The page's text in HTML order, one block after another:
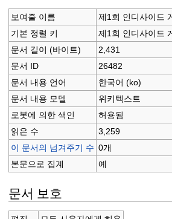
보여줄 이름
제1회 인디사이드
기본 정렬 키
제1회 인디사이드
문서 길이 (바이트)
2,431
문서 ID
26482
문서 내용 언어
한국어 (ko)
문서 내용 모델
위키텍스트
로봇에 의한 색인
허용됨
읽은 수
3,259
이 문서의 넘겨주기 수 0개
본문으로 집계
예
문서 보호